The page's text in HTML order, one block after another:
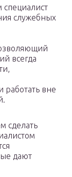
специалист
служебных
всегда
работать вне
сделать
дают